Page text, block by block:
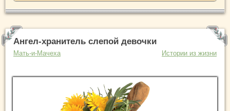
Ангел-хранитель слепой девочки
Мать-и-Мачеха Истории из жизни